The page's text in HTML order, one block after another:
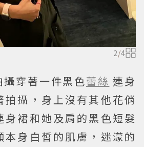
2/4
穿著一件黑色蕾絲 連身
拍攝，身上沒有其他花俏
身裙和她及肩的黑色短髮
本身白皙的肌膚，迷濛的